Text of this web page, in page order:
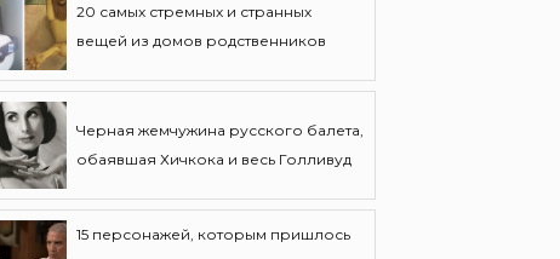
20 самых стремных и странных
вещей из домов родственников
Черная жемчужина русского балета,
обаявшая Хичкока и весь Голливуд
15 персонажей, которым пришлось